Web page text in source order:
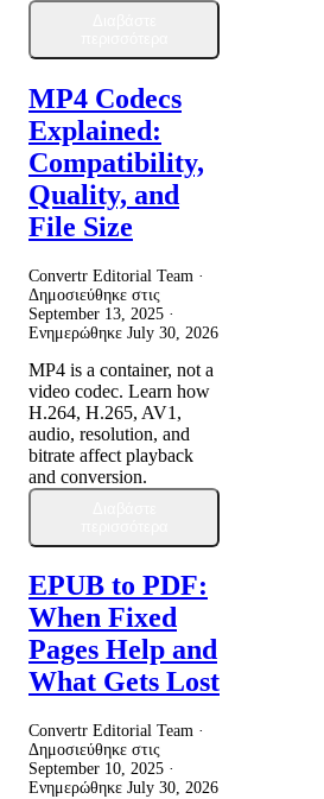
MP4 Codecs
Explained:
Compatibility,
Quality, and
File Size
Convertr Editorial Team ·
Δημοσιεύθηκε στις
September 13, 2025 ·
Ενημερώθηκε July 30, 2026
MP4 is a container, not a
video codec. Learn how
H.264, H.265, AV1,
audio, resolution, and
bitrate affect playback
and conversion.
EPUB to PDF:
When Fixed
Pages Help and
What Gets Lost
Convertr Editorial Team ·
Δημοσιεύθηκε στις
September 10, 2025 ·
Ενημερώθηκε July 30, 2026